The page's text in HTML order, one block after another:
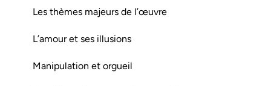
Les thèmes majeurs de l’œuvre
L’amour et ses illusions
Manipulation et orgueil